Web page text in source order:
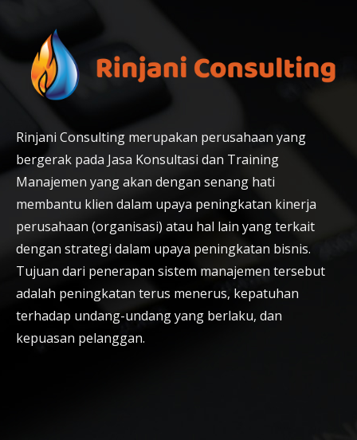
Rinjani Consulting merupakan perusahaan yang
bergerak pada Jasa Konsultasi dan Training
Manajemen yang akan dengan senang hati
membantu klien dalam upaya peningkatan kinerja
perusahaan (organisasi) atau hal lain yang terkait
dengan strategi dalam upaya peningkatan bisnis.
Tujuan dari penerapan sistem manajemen tersebut
adalah peningkatan terus menerus, kepatuhan
terhadap undang-undang yang berlaku, dan
kepuasan pelanggan.